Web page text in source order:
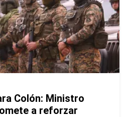
Colón: Ministro
a reforzar